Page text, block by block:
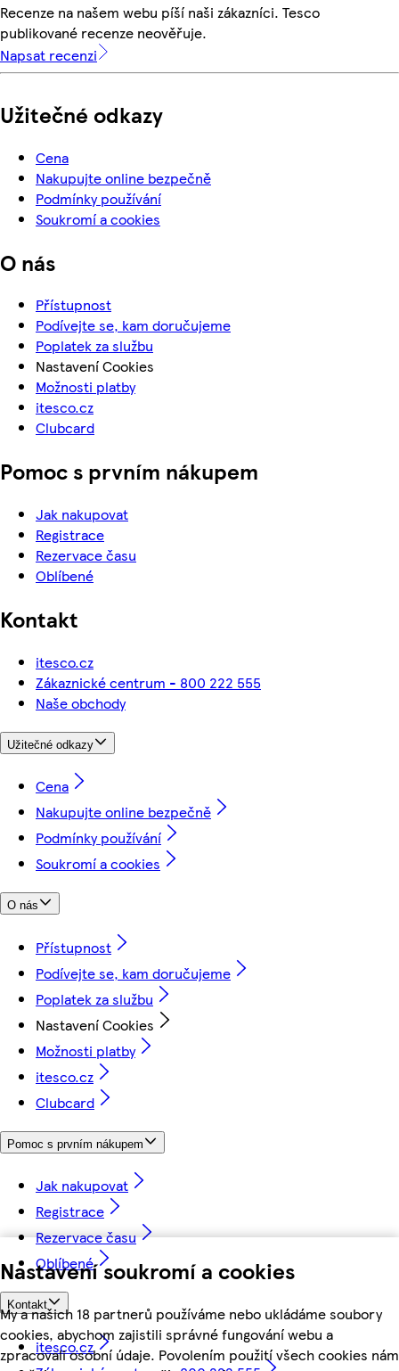
Nastavení soukromí a cookies
My a našich 18 partnerů používáme nebo ukládáme soubory
cookies, abychom zajistili správné fungování webu a
zpracovali osobní údaje. Povolením použití všech cookies nám
Recenze na našem webu píší naši zákazníci. Tesco
publikované recenze neověřuje.
Napsat recenzi
Užitečné odkazy
Cena
Nakupujte online bezpečně
Podmínky používání
Soukromí a cookies
O nás
Přístupnost
Podívejte se, kam doručujeme
Poplatek za službu
Nastavení Cookies
Možnosti platby
itesco.cz
Clubcard
Pomoc s prvním nákupem
Jak nakupovat
Registrace
Rezervace času
Oblíbené
Kontakt
itesco.cz
Zákaznické centrum - 800 222 555
Naše obchody
Užitečné odkazy
Cena
Nakupujte online bezpečně
Podmínky používání
Soukromí a cookies
O nás
Přístupnost
Podívejte se, kam doručujeme
Poplatek za službu
Nastavení Cookies
Možnosti platby
itesco.cz
Clubcard
Pomoc s prvním nákupem
Jak nakupovat
Registrace
Rezervace času
Oblíbené
Kontakt
itesco.cz